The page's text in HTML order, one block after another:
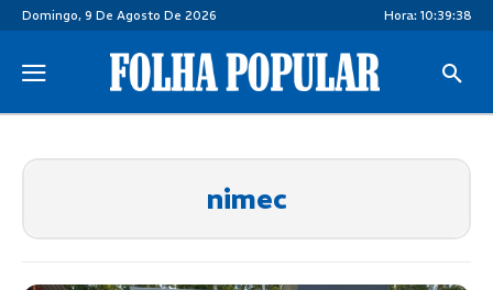
Domingo, 9 De Agosto De 2026 Hora: 10:39:39
nimec